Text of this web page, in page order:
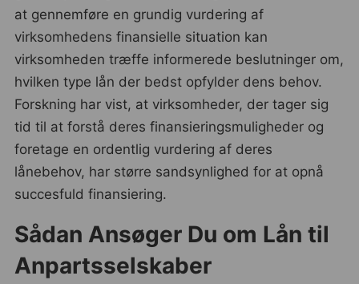
at gennemføre en grundig vurdering af
virksomhedens finansielle situation kan
virksomheden træffe informerede beslutninger om,
hvilken type lån der bedst opfylder dens behov.
Forskning har vist, at virksomheder, der tager sig
tid til at forstå deres finansieringsmuligheder og
foretage en ordentlig vurdering af deres
lånebehov, har større sandsynlighed for at opnå
succesfuld finansiering.
Sådan Ansøger Du om Lån til
Anpartsselskaber